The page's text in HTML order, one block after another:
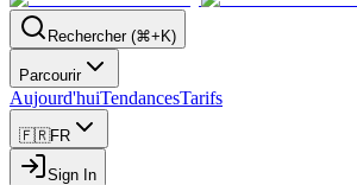
Rechercher (⌘+K)
Parcourir
Aujourd'huiTendancesTarifs
🇫🇷FR
Sign In